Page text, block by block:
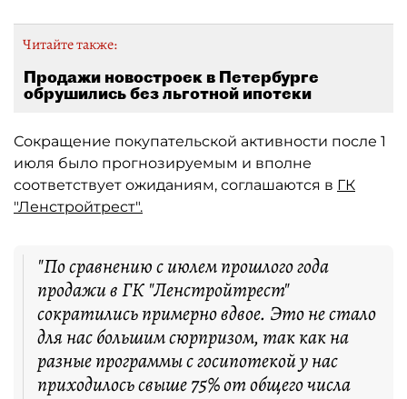
Читайте также:
Продажи новостроек в Петербурге
обрушились без льготной ипотеки
Сокращение покупательской активности после 1
июля было прогнозируемым и вполне
соответствует ожиданиям, соглашаются в ГК
"Ленстройтрест".
"По сравнению с июлем прошлого года
продажи в ГК "Ленстройтрест"
сократились примерно вдвое. Это не стало
для нас большим сюрпризом, так как на
разные программы с госипотекой у нас
приходилось свыше 75% от общего числа